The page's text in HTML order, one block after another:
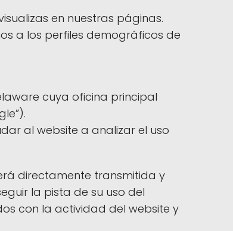
en nuestras páginas.
a los perfiles demográficos de
cuya oficina principal
al website a analizar el uso
directamente transmitida y
la pista de su uso del
con la actividad del website y